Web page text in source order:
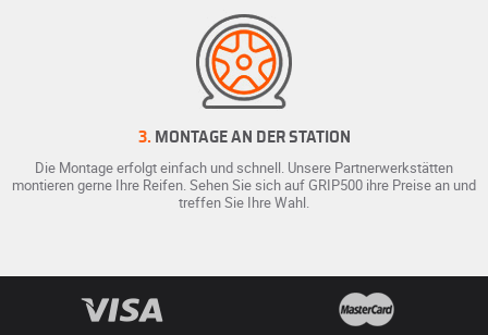
3. MONTAGE AN DER STATION
Die Montage erfolgt einfach und schnell. Unsere Partnerwerkstätten
montieren gerne Ihre Reifen. Sehen Sie sich auf GRIP500 ihre Preise an und
treffen Sie Ihre Wahl.